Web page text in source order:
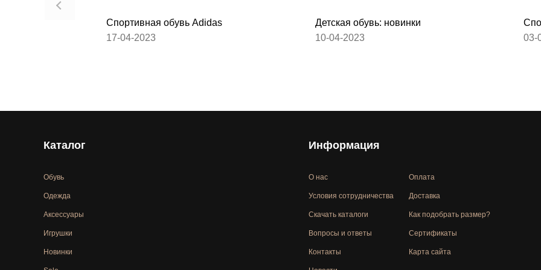
Спортивная обувь Adidas
17-04-2023
Детская обувь: новинки
10-04-2023
03-
Каталог
Обувь
Одежда
Аксессуары
Игрушки
Новинки
Информация
О нас
Условия сотрудничества
Скачать каталоги
Вопросы и ответы
Контакты
Оплата
Доставка
Как подобрать размер?
Сертификаты
Карта сайта